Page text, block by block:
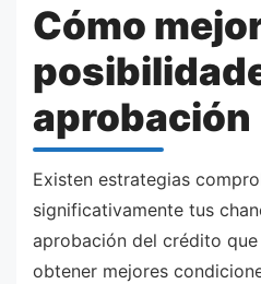
Cómo
aprobación
Existen estrategias
significativamente tus
aprobación del crédito
obtener mejores